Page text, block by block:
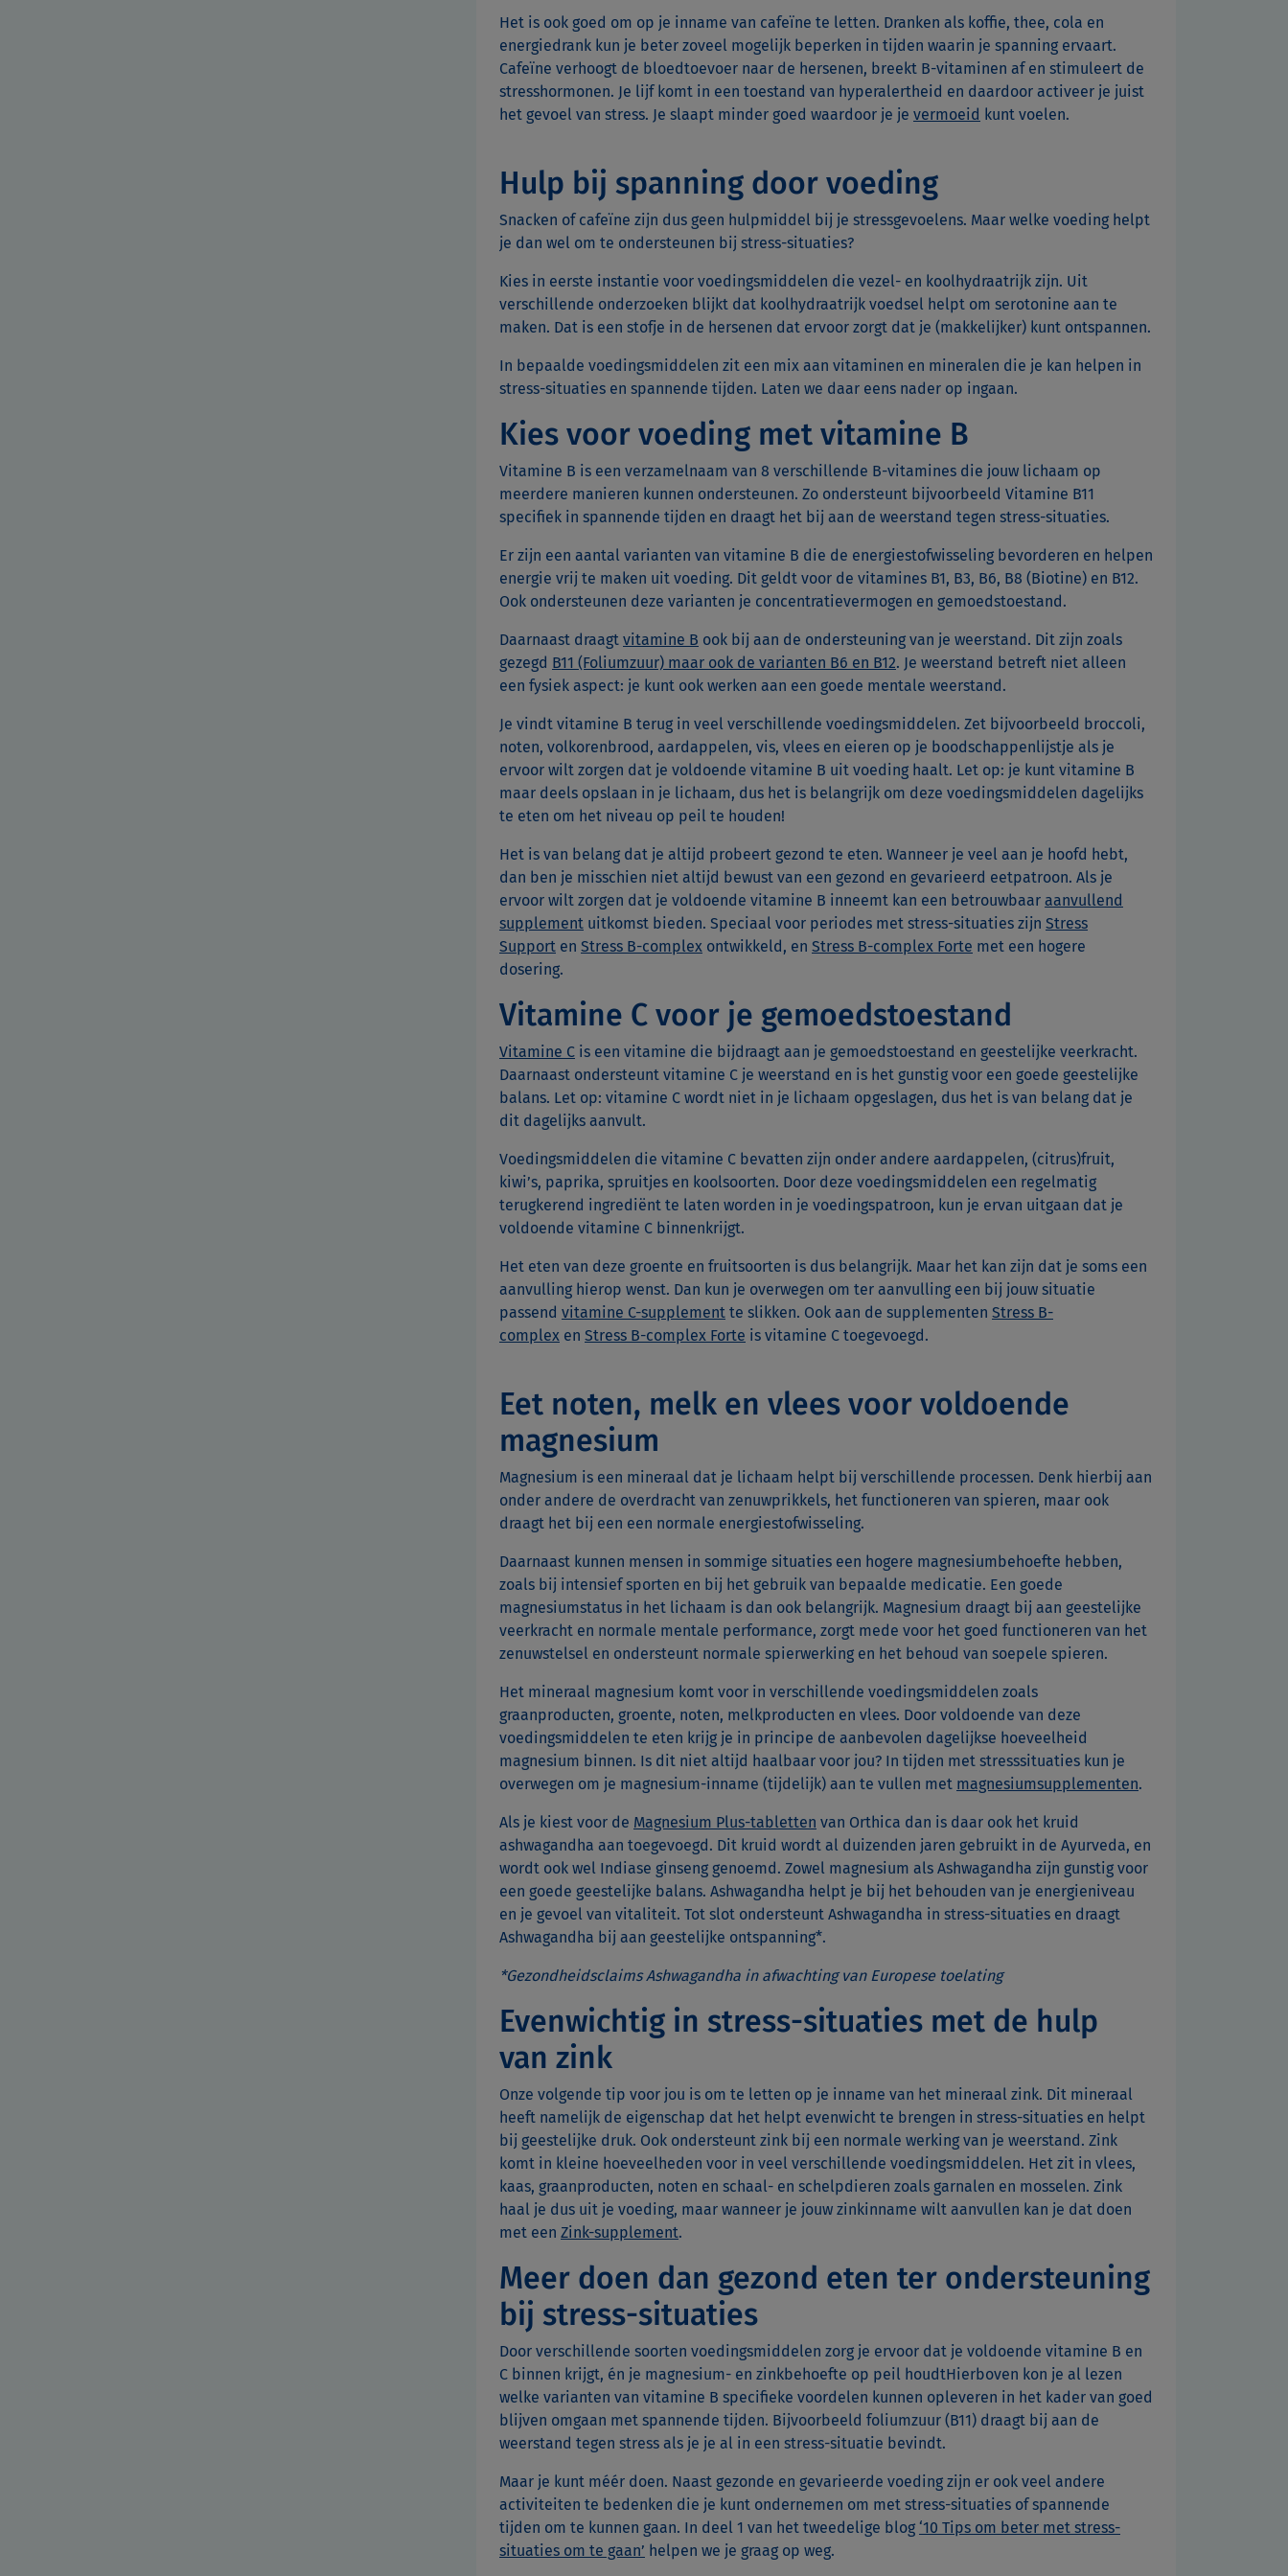
Het is ook goed om op je inname van cafeïne te letten. Dranken als koffie, thee, cola en
energiedrank kun je beter zoveel mogelijk beperken in tijden waarin je spanning ervaart.
Cafeïne verhoogt de bloedtoevoer naar de hersenen, breekt B-vitaminen af en stimuleert de
stresshormonen. Je lijf komt in een toestand van hyperalertheid en daardoor activeer je juist
het gevoel van stress. Je slaapt minder goed waardoor je je vermoeid kunt voelen.
Hulp bij spanning door voeding
Snacken of cafeïne zijn dus geen hulpmiddel bij je stressgevoelens. Maar welke voeding helpt
je dan wel om te ondersteunen bij stress-situaties?
Kies in eerste instantie voor voedingsmiddelen die vezel- en koolhydraatrijk zijn. Uit
verschillende onderzoeken blijkt dat koolhydraatrijk voedsel helpt om serotonine aan te
maken. Dat is een stofje in de hersenen dat ervoor zorgt dat je (makkelijker) kunt ontspannen.
In bepaalde voedingsmiddelen zit een mix aan vitaminen en mineralen die je kan helpen in
stress-situaties en spannende tijden. Laten we daar eens nader op ingaan.
Kies voor voeding met vitamine B
Vitamine B is een verzamelnaam van 8 verschillende B-vitamines die jouw lichaam op
meerdere manieren kunnen ondersteunen. Zo ondersteunt bijvoorbeeld Vitamine B11
specifiek in spannende tijden en draagt het bij aan de weerstand tegen stress-situaties.
Er zijn een aantal varianten van vitamine B die de energiestofwisseling bevorderen en helpen
energie vrij te maken uit voeding. Dit geldt voor de vitamines B1, B3, B6, B8 (Biotine) en B12.
Ook ondersteunen deze varianten je concentratievermogen en gemoedstoestand.
Daarnaast draagt vitamine B ook bij aan de ondersteuning van je weerstand. Dit zijn zoals
gezegd B11 (Foliumzuur) maar ook de varianten B6 en B12. Je weerstand betreft niet alleen
een fysiek aspect: je kunt ook werken aan een goede mentale weerstand.
Je vindt vitamine B terug in veel verschillende voedingsmiddelen. Zet bijvoorbeeld broccoli,
noten, volkorenbrood, aardappelen, vis, vlees en eieren op je boodschappenlijstje als je
ervoor wilt zorgen dat je voldoende vitamine B uit voeding haalt. Let op: je kunt vitamine B
maar deels opslaan in je lichaam, dus het is belangrijk om deze voedingsmiddelen dagelijks
te eten om het niveau op peil te houden!
Het is van belang dat je altijd probeert gezond te eten. Wanneer je veel aan je hoofd hebt,
dan ben je misschien niet altijd bewust van een gezond en gevarieerd eetpatroon. Als je
ervoor wilt zorgen dat je voldoende vitamine B inneemt kan een betrouwbaar aanvullend
supplement uitkomst bieden. Speciaal voor periodes met stress-situaties zijn Stress
Support en Stress B-complex ontwikkeld, en Stress B-complex Forte met een hogere
dosering.
Vitamine C voor je gemoedstoestand
Vitamine C is een vitamine die bijdraagt aan je gemoedstoestand en geestelijke veerkracht.
Daarnaast ondersteunt vitamine C je weerstand en is het gunstig voor een goede geestelijke
balans. Let op: vitamine C wordt niet in je lichaam opgeslagen, dus het is van belang dat je
dit dagelijks aanvult.
Voedingsmiddelen die vitamine C bevatten zijn onder andere aardappelen, (citrus)fruit,
kiwi’s, paprika, spruitjes en koolsoorten. Door deze voedingsmiddelen een regelmatig
terugkerend ingrediënt te laten worden in je voedingspatroon, kun je ervan uitgaan dat je
voldoende vitamine C binnenkrijgt.
Het eten van deze groente en fruitsoorten is dus belangrijk. Maar het kan zijn dat je soms een
aanvulling hierop wenst. Dan kun je overwegen om ter aanvulling een bij jouw situatie
passend vitamine C-supplement te slikken. Ook aan de supplementen Stress B-
complex en Stress B-complex Forte is vitamine C toegevoegd.
Eet noten, melk en vlees voor voldoende
magnesium
Magnesium is een mineraal dat je lichaam helpt bij verschillende processen. Denk hierbij aan
onder andere de overdracht van zenuwprikkels, het functioneren van spieren, maar ook
draagt het bij een een normale energiestofwisseling.
Daarnaast kunnen mensen in sommige situaties een hogere magnesiumbehoefte hebben,
zoals bij intensief sporten en bij het gebruik van bepaalde medicatie. Een goede
magnesiumstatus in het lichaam is dan ook belangrijk. Magnesium draagt bij aan geestelijke
veerkracht en normale mentale performance, zorgt mede voor het goed functioneren van het
zenuwstelsel en ondersteunt normale spierwerking en het behoud van soepele spieren.
Het mineraal magnesium komt voor in verschillende voedingsmiddelen zoals
graanproducten, groente, noten, melkproducten en vlees. Door voldoende van deze
voedingsmiddelen te eten krijg je in principe de aanbevolen dagelijkse hoeveelheid
magnesium binnen. Is dit niet altijd haalbaar voor jou? In tijden met stresssituaties kun je
overwegen om je magnesium-inname (tijdelijk) aan te vullen met magnesiumsupplementen.
Als je kiest voor de Magnesium Plus-tabletten van Orthica dan is daar ook het kruid
ashwagandha aan toegevoegd. Dit kruid wordt al duizenden jaren gebruikt in de Ayurveda, en
wordt ook wel Indiase ginseng genoemd. Zowel magnesium als Ashwagandha zijn gunstig voor
een goede geestelijke balans. Ashwagandha helpt je bij het behouden van je energieniveau
en je gevoel van vitaliteit. Tot slot ondersteunt Ashwagandha in stress-situaties en draagt
Ashwagandha bij aan geestelijke ontspanning*.
*Gezondheidsclaims Ashwagandha in afwachting van Europese toelating
Evenwichtig in stress-situaties met de hulp
van zink
Onze volgende tip voor jou is om te letten op je inname van het mineraal zink. Dit mineraal
heeft namelijk de eigenschap dat het helpt evenwicht te brengen in stress-situaties en helpt
bij geestelijke druk. Ook ondersteunt zink bij een normale werking van je weerstand. Zink
komt in kleine hoeveelheden voor in veel verschillende voedingsmiddelen. Het zit in vlees,
kaas, graanproducten, noten en schaal- en schelpdieren zoals garnalen en mosselen. Zink
haal je dus uit je voeding, maar wanneer je jouw zinkinname wilt aanvullen kan je dat doen
met een Zink-supplement.
Meer doen dan gezond eten ter ondersteuning
bij stress-situaties
Door verschillende soorten voedingsmiddelen zorg je ervoor dat je voldoende vitamine B en
C binnen krijgt, én je magnesium- en zinkbehoefte op peil houdtHierboven kon je al lezen
welke varianten van vitamine B specifieke voordelen kunnen opleveren in het kader van goed
blijven omgaan met spannende tijden. Bijvoorbeeld foliumzuur (B11) draagt bij aan de
weerstand tegen stress als je je al in een stress-situatie bevindt.
Maar je kunt méér doen. Naast gezonde en gevarieerde voeding zijn er ook veel andere
activiteiten te bedenken die je kunt ondernemen om met stress-situaties of spannende
tijden om te kunnen gaan. In deel 1 van het tweedelige blog ‘10 Tips om beter met stress-
situaties om te gaan’ helpen we je graag op weg.